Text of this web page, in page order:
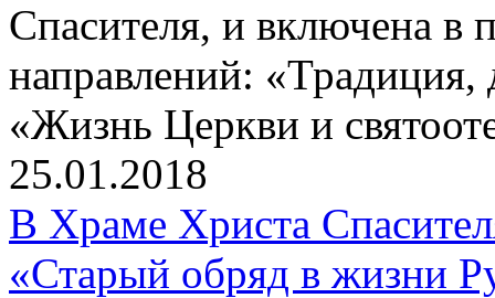
Спасителя, и включена в
направлений: «Традиция,
«Жизнь Церкви и
25.01.2018
В Храме Христа
«Старый обряд в жизни